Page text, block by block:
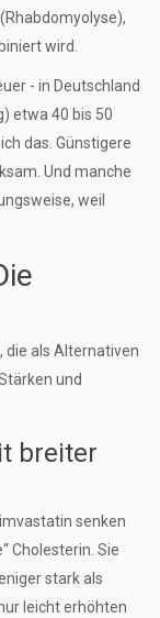
wird.
- in Deutschland
etwa 40 bis 50
das. Günstigere
Und manche
weil
die als Alternativen
und
breiter
senken
Cholesterin. Sie
stark als
leicht erhöhten